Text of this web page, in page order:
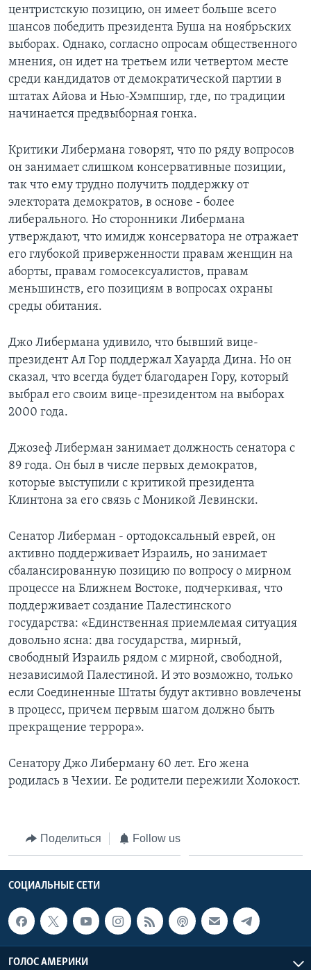
центристскую позицию, он имеет больше всего
шансов победить президента Буша на ноябрьских
выборах. Однако, согласно опросам общественного
мнения, он идет на третьем или четвертом месте
среди кандидатов от демократической партии в
штатах Айова и Нью-Хэмпшир, где, по традиции
начинается предвыборная гонка.
Критики Либермана говорят, что по ряду вопросов
он занимает слишком консервативные позиции,
так что ему трудно получить поддержку от
электората демократов, в основе - более
либерального. Но сторонники Либермана
утверждают, что имидж консерватора не отражает
его глубокой приверженности правам женщин на
аборты, правам гомосексуалистов, правам
меньшинств, его позициям в вопросах охраны
среды обитания.
Джо Либермана удивило, что бывший вице-
президент Ал Гор поддержал Хауарда Дина. Но он
сказал, что всегда будет благодарен Гору, который
выбрал его своим вице-президентом на выборах
2000 года.
Джозеф Либерман занимает должность сенатора с
89 года. Он был в числе первых демократов,
которые выступили с критикой президента
Клинтона за его связь с Моникой Левински.
Сенатор Либерман - ортодоксальный еврей, он
активно поддерживает Израиль, но занимает
сбалансированную позицию по вопросу о мирном
процессе на Ближнем Востоке, подчеркивая, что
поддерживает создание Палестинского
государства: «Единственная приемлемая ситуация
довольно ясна: два государства, мирный,
свободный Израиль рядом с мирной, свободной,
независимой Палестиной. И это возможно, только
если Соединенные Штаты будут активно вовлечены
в процесс, причем первым шагом должно быть
прекращение террора».
Сенатору Джо Либерману 60 лет. Его жена
родилась в Чехии. Ее родители пережили Холокост.
Поделиться Follow us
СОЦИАЛЬНЫЕ СЕТИ
ГОЛОС АМЕРИКИ